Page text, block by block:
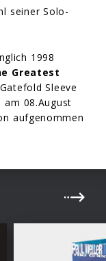
seiner Solo-
1998
Greatest
Sleeve
08.August
aufgenommen